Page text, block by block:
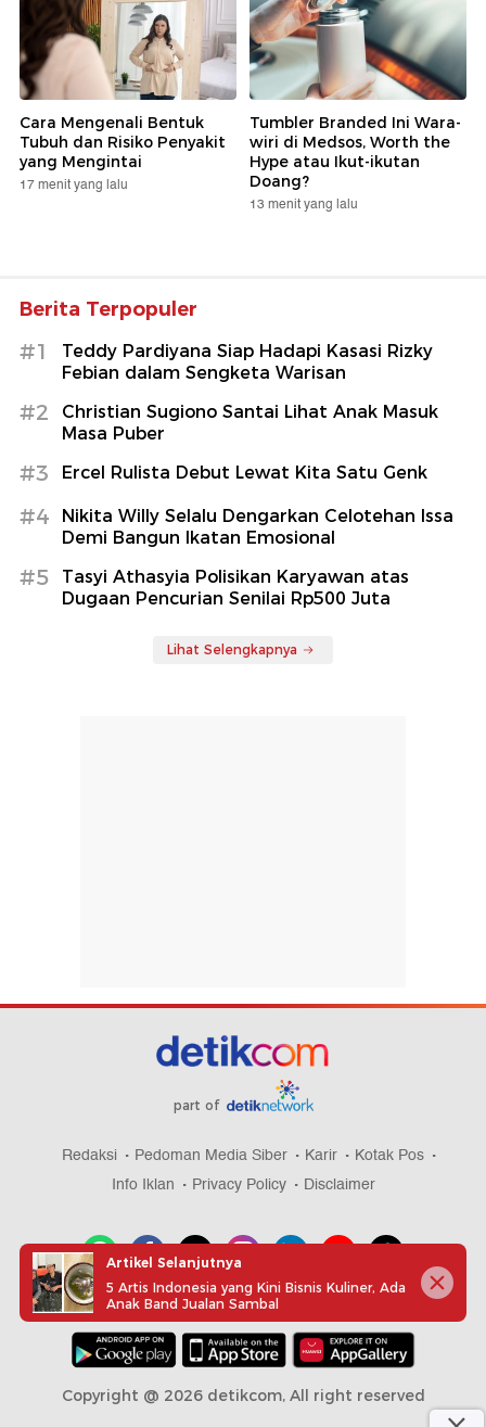
Cara Mengenali Bentuk
Tubuh dan Risiko Penyakit
yang Mengintai
17 menit yang lalu
Tumbler Branded Ini Wara-
wiri di Medsos, Worth the
Hype atau Ikut-ikutan
Doang?
13 menit yang lalu
Berita Terpopuler
#1
Teddy Pardiyana Siap Hadapi Kasasi Rizky
Febian dalam Sengketa Warisan
#2
Christian Sugiono Santai Lihat Anak Masuk
Masa Puber
#3 Ercel Rulista Debut Lewat Kita Satu Genk
#4
Nikita Willy Selalu Dengarkan Celotehan Issa
Demi Bangun Ikatan Emosional
#5
Tasyi Athasyia Polisikan Karyawan atas
Dugaan Pencurian Senilai Rp500 Juta
Lihat Selengkapnya
part of
Redaksi Pedoman Media Siber Karir
Kotak Pos
Info Iklan
Privacy Policy Disclaimer
Download aplikasi detikcom
Copyright @ 2026 detikcom, All right reserved
Artikel Selanjutnya
5 Artis Indonesia yang Kini Bisnis Kuliner, Ada
Anak Band Jualan Sambal